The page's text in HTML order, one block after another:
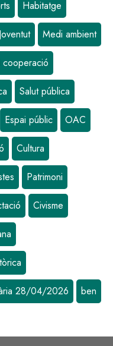
Habitatge
Joventut Medi ambient
cooperació
Salut pública
Espai públic OAC
Cultura
Patrimoni
Civisme
28/04/2026 ben